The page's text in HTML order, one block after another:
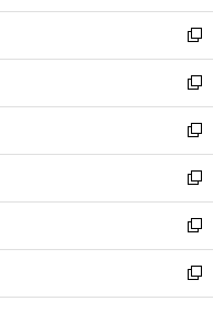
開
く
ウ
で
開
く
ン
ド
ウ
で
開
く
新
し
い
ウ
ィ
ン
ド
ウ
で
開
く
新
し
い
ウ
ィ
ン
ド
ウ
で
開
新
し
い
ウ
ィ
ン
ド
ウ
新
し
い
ウ
ィ
ン
新
し
い
ウ
新
し